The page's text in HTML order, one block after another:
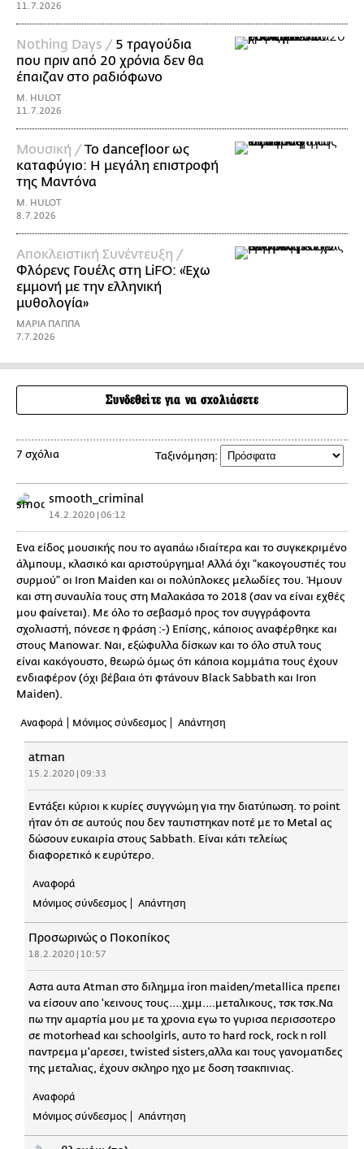
11.7.2026
Nothing Days / 5 τραγούδια
που πριν από 20 χρόνια δεν θα
έπαιζαν στο ραδιόφωνο
M. HULOT
11.7.2026
Μουσική /Το dancefloor ως
καταφύγιο: Η μεγάλη επιστροφή
της Μαντόνα
M. HULOT
8.7.2026
Αποκλειστική Συνέντευξη /
Φλόρενς Γουέλς στη LiFO: «Έχω
εμμονή με την ελληνική
μυθολογία»
ΜΑΡΙΑ ΠΑΠΠΑ
7.7.2026
Συνδεθείτε για να σχολιάσετε
7 σχόλια Ταξινόμηση:
smooth_criminal
14.2.2020 | 06:12
Ένα είδος μουσικής που το αγαπάω ιδιαίτερα και το συγκεκριμένο
άλμπουμ, κλασικό και αριστούργημα! Αλλά όχι "κακογουστιές του
συρμού" οι Iron Maiden και οι πολύπλοκες μελωδίες του. Ήμουν
και στη συναυλία τους στη Μαλακάσα το 2018 (σαν να είναι εχθές
μου φαίνεται). Με όλο το σεβασμό προς τον συγγράφοντα
σχολιαστή, πόνεσε η φράση :-) Επίσης, κάποιος αναφέρθηκε και
στους Manowar. Ναι, εξώφυλλα δίσκων και το όλο στυλ τους
είναι κακόγουστο, θεωρώ όμως ότι κάποια κομμάτια τους έχουν
ενδιαφέρον (όχι βέβαια ότι φτάνουν Black Sabbath και Iron
Maiden).
Αναφορά Μόνιμος σύνδεσμος Απάντηση
atman
15.2.2020 | 09:33
Εντάξει κύριοι κ κυρίες συγγνώμη για την διατύπωση. το point
ήταν ότι σε αυτούς που δεν ταυτιστηκαν ποτέ με το Metal ας
δώσουν ευκαιρία στους Sabbath. Είναι κάτι τελείως
διαφορετικό κ ευρύτερο.
Αναφορά
Μόνιμος σύνδεσμος
Απάντηση
Προσωρινώς ο Ποκοπίκος
18.2.2020 | 10:57
Αστα αυτα Atman στο διλημμα iron maiden/metallica πρεπει
να είσουν απο 'κεινους τους....χμμ....μεταλικους, τσκ τσκ.Να
πω την αμαρτία μου με τα χρονια εγω το γυρισα περισσοτερο
σε motorhead και schoolgirls, αυτο το hard rock, rock n roll
παντρεμα μ'αρεσει, twisted sisters,αλλα και τους γανοματιδες
της μεταλιας, έχουν σκληρο ηχο με δοση τσακπινιας.
Αναφορά
Μόνιμος σύνδεσμος
Απάντηση